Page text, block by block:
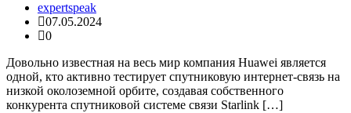
expertspeak
07.05.2024
0
Довольно известная на весь мир компания Huawei является
одной, кто активно тестирует спутниковую интернет-связь на
низкой околоземной орбите, создавая собственного
конкурента спутниковой системе связи Starlink […]